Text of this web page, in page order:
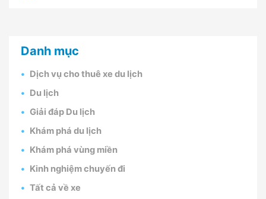
Danh mục
Dịch vụ cho thuê xe du lịch
Du lịch
Giải đáp Du lịch
Khám phá du lịch
Khám phá vùng miền
Kinh nghiệm chuyến đi
Tất cả về xe